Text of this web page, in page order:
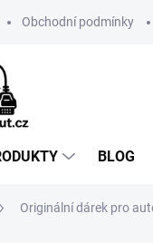
Obchodní podmínky
BLOG
Originální dárek pro